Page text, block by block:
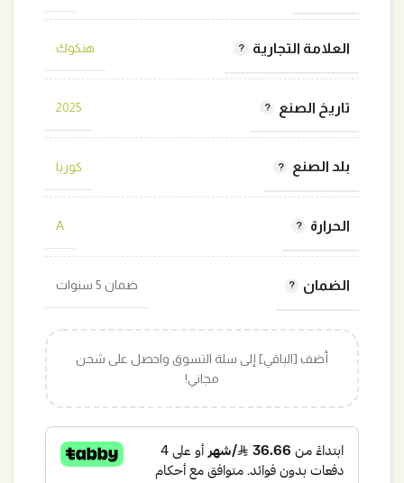
العلامة التجارية هنكوك
تاريخ الصنع 2025
بلد الصنع كوريا
الحرارة A
الضمان ضمان 5 سنوات
أضف [الباقي] إلى سلة التسوق واحصل على شحن
مجاني!